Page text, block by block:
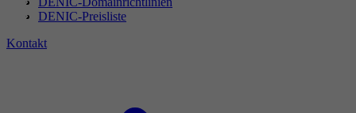
DENIC-Preisliste
Kontakt